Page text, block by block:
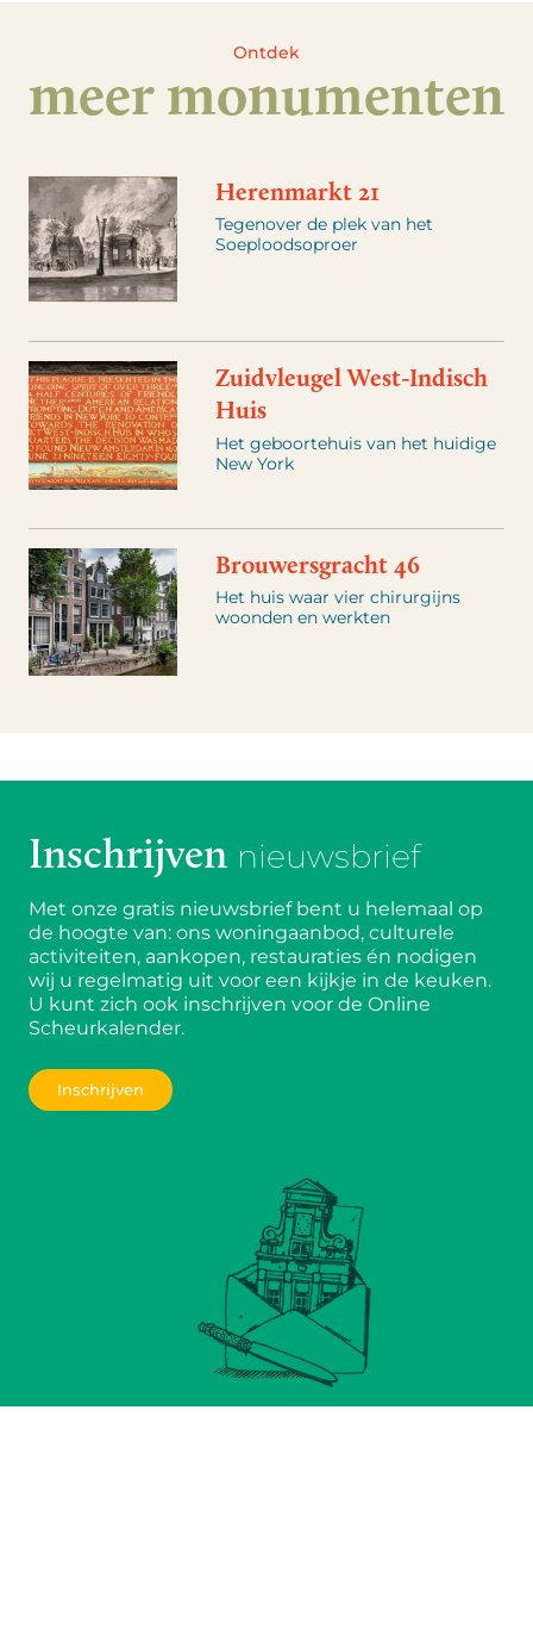
Ontdek
meer monumenten
Herenmarkt 21
Tegenover de plek van het
Soeploodsoproer
Zuidvleugel West-Indisch
Huis
Het geboortehuis van het huidige
New York
Brouwersgracht 46
Het huis waar vier chirurgijns
woonden en werkten
Inschrijven nieuwsbrief
Met onze gratis nieuwsbrief bent u helemaal op
de hoogte van: ons woningaanbod, culturele
activiteiten, aankopen, restauraties én nodigen
wij u regelmatig uit voor een kijkje in de keuken.
U kunt zich ook inschrijven voor de Online
Scheurkalender.
Inschrijven